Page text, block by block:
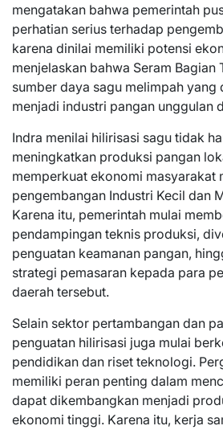
mengatakan bahwa pemerintah
perhatian serius terhadap
karena dinilai memiliki potensi
menjelaskan bahwa Seram Bagian
sumber daya sagu melimpah
menjadi industri pangan unggulan
Indra menilai hilirisasi sagu tidak
meningkatkan produksi pangan
memperkuat ekonomi masyarakat
pengembangan Industri Kecil dan
Karena itu, pemerintah mulai
pendampingan teknis produksi,
penguatan keamanan pangan,
strategi pemasaran kepada para
daerah tersebut.
Selain sektor pertambangan dan
penguatan hilirisasi juga mulai
pendidikan dan riset teknologi.
memiliki peran penting dalam
dapat dikembangkan menjadi
ekonomi tinggi. Karena itu, kerja